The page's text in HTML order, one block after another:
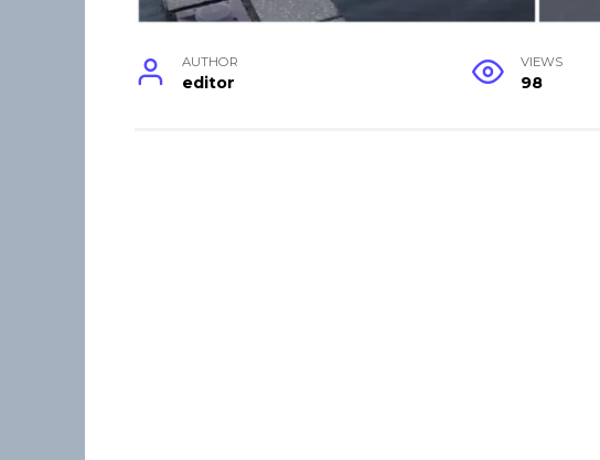
AUTHOR
editor
VIEWS
98